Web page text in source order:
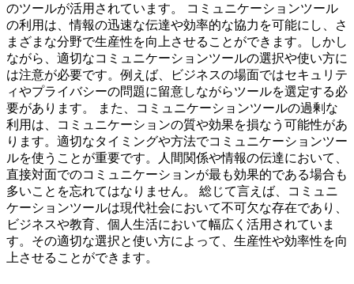
のツールが活用されています。 コミュニケーションツール
の利用は、情報の迅速な伝達や効率的な協力を可能にし、さ
まざまな分野で生産性を向上させることができます。しかし
ながら、適切なコミュニケーションツールの選択や使い方に
は注意が必要です。例えば、ビジネスの場面ではセキュリテ
ィやプライバシーの問題に留意しながらツールを選定する必
要があります。 また、コミュニケーションツールの過剰な
利用は、コミュニケーションの質や効果を損なう可能性があ
ります。適切なタイミングや方法でコミュニケーションツー
ルを使うことが重要です。人間関係や情報の伝達において、
直接対面でのコミュニケーションが最も効果的である場合も
多いことを忘れてはなりません。 総じて言えば、コミュニ
ケーションツールは現代社会において不可欠な存在であり、
ビジネスや教育、個人生活において幅広く活用されていま
す。その適切な選択と使い方によって、生産性や効率性を向
上させることができます。